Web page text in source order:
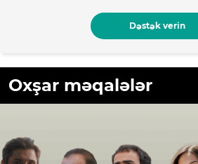
Dəstək verin
Oxşar məqalələr